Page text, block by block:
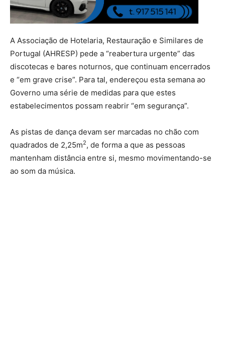
A Associação de Hotelaria, Restauração e Similares de
Portugal (AHRESP) pede a “reabertura urgente” das
discotecas e bares noturnos, que continuam encerrados
e “em grave crise”. Para tal, endereçou esta semana ao
Governo uma série de medidas para que estes
estabelecimentos possam reabrir “em segurança”.
As pistas de dança devam ser marcadas no chão com
quadrados de 2,25m2, de forma a que as pessoas
mantenham distância entre si, mesmo movimentando-se
ao som da música.